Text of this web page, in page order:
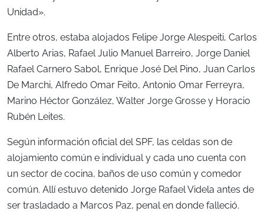
Unidad».
Entre otros, estaba alojados Felipe Jorge Alespeiti, Carlos
Alberto Arias, Rafael Julio Manuel Barreiro, Jorge Daniel
Rafael Carnero Sabol, Enrique José Del Pino, Juan Carlos
De Marchi, Alfredo Omar Feito, Antonio Omar Ferreyra,
Marino Héctor González, Walter Jorge Grosse y Horacio
Rubén Leites.
Según información oficial del SPF, las celdas son de
alojamiento común e individual y cada uno cuenta con
un sector de cocina, baños de uso común y comedor
común. Allí estuvo detenido Jorge Rafael Videla antes de
ser trasladado a Marcos Paz, penal en donde falleció.